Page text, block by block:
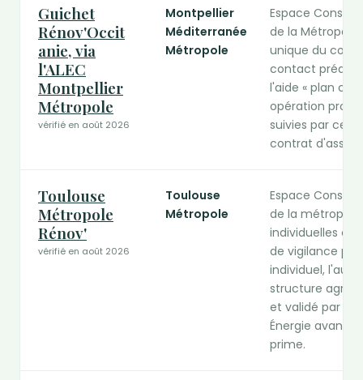
Guichet
Rénov'Occit
anie, via
l'ALEC
Montpellier
Métropole
vérifié en août 2026
Montpellier
Méditerranée
Métropole
Espace Conseil
de la
unique du
contact
l'aide « plan
opération
suivies par cet
contrat
Toulouse
Métropole
Rénov'
vérifié en août 2026
Toulouse
Métropole
Espace Conseil
de la métropole
individuelles
de vigilance
individuel,
structure
et validé par la
Énergie avant
prime.